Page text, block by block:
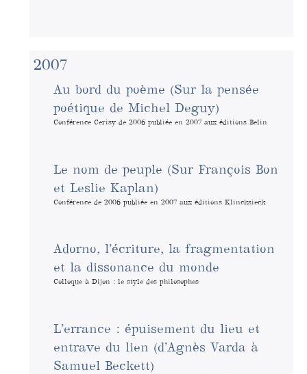
2007
Au bord du poème (Sur la pensée
poétique de Michel Deguy)
Conférence Cerisy de 2006 publiée en 2007 aux éditions Belin
Le nom de peuple (Sur François Bon
et Leslie Kaplan)
Conférence de 2006 publiée en 2007 aux éditions Klincksieck
Adorno, l’écriture, la fragmentation
et la dissonance du monde
Colloque à Dijon : le style des philosophes
L’errance : épuisement du lieu et
entrave du lien (d’Agnès Varda à
Samuel Beckett)